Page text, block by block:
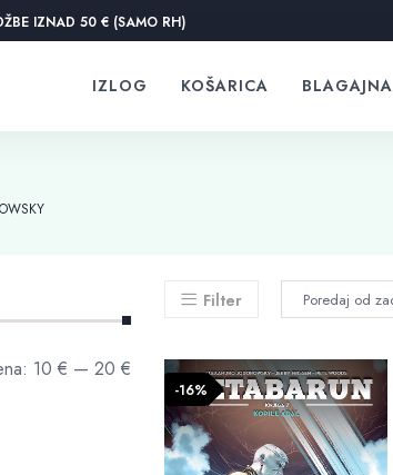
IZNAD 50 € (SAMO RH)
IZLOG KOŠARICA BLAGAJNA
Filter
-16%
10 € — 20 €